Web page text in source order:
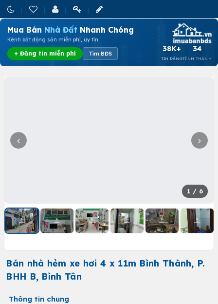
Mua Bán Nhà Đất Nhanh Chóng
Kênh bất động sản miễn phí, uy tín
+ Đăng tin miễn phí Tìm BĐS
38K+
TIN ĐĂNG
34
TỈNH THÀNH
1 / 6
Bán nhà hẻm xe hơi 4 x 11m Bình Thành, P.
BHH B, Bình Tân
Thông tin chung